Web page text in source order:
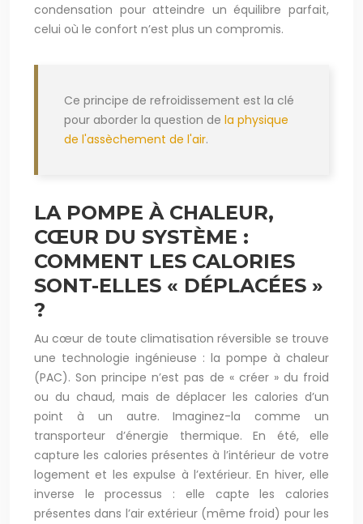
condensation pour atteindre un équilibre parfait,
celui où le confort n’est plus un compromis.
Ce principe de refroidissement est la clé
pour aborder la question de la physique
de l'assèchement de l'air.
LA POMPE À CHALEUR,
CŒUR DU SYSTÈME :
COMMENT LES CALORIES
SONT-ELLES « DÉPLACÉES »
?
Au cœur de toute climatisation réversible se trouve
une technologie ingénieuse : la pompe à chaleur
(PAC). Son principe n’est pas de « créer » du froid
ou du chaud, mais de déplacer les calories d’un
point à un autre. Imaginez-la comme un
transporteur d’énergie thermique. En été, elle
capture les calories présentes à l’intérieur de votre
logement et les expulse à l’extérieur. En hiver, elle
inverse le processus : elle capte les calories
présentes dans l’air extérieur (même froid) pour les